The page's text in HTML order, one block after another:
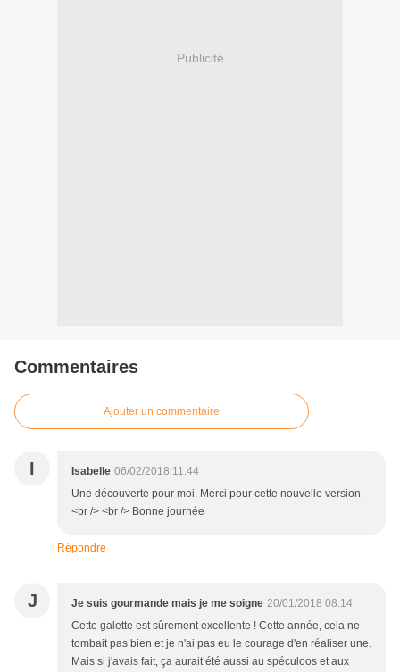
Publicité
Commentaires
Ajouter un commentaire
I Isabelle 06/02/2018 11:44
Une découverte pour moi. Merci pour cette nouvelle version.
<br /> <br /> Bonne journée
Répondre
J Je suis gourmande mais je me soigne 20/01/2018 08:14
Cette galette est sûrement excellente ! Cette année, cela ne
tombait pas bien et je n'ai pas eu le courage d'en réaliser une.
Mais si j'avais fait, ça aurait été aussi au spéculoos et aux